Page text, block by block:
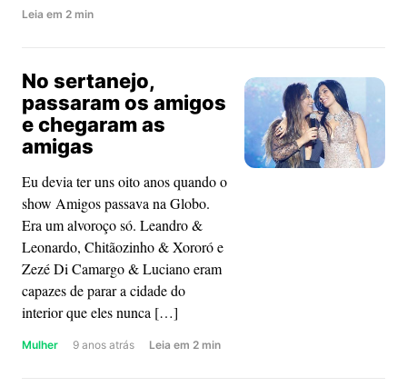
Leia about
opinião:
um
direito,
um
um
orgulho
em 2 min
No sertanejo,
passaram os amigos
e chegaram as
amigas
Eu devia ter uns oito anos quando o
show Amigos passava na Globo.
Era um alvoroço só. Leandro &
Leonardo, Chitãozinho & Xororó e
Zezé Di Camargo & Luciano eram
capazes de parar a cidade do
interior que eles nunca […]
Mulher 9 anos atrás Leia about
em 2 min